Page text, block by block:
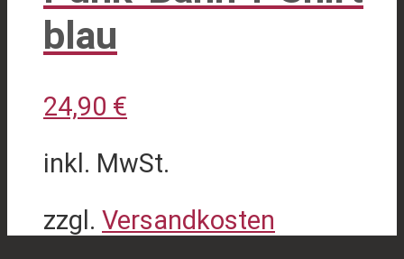
blau
24,90 €
inkl. MwSt.
zzgl. Versandkosten